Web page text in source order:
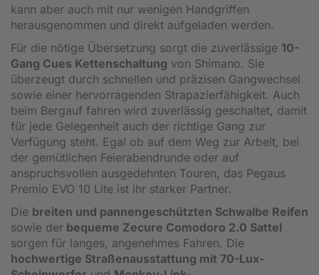
kann aber auch mit nur wenigen Handgriffen
herausgenommen und direkt aufgeladen werden.
Für die nötige Übersetzung sorgt die zuverlässige 10-
Gang Cues Kettenschaltung von Shimano. Sie
überzeugt durch schnellen und präzisen Gangwechsel
sowie einer hervorragenden Strapazierfähigkeit. Auch
beim Bergauf fahren wird zuverlässig geschaltet, damit
für jede Gelegenheit auch der richtige Gang zur
Verfügung steht. Egal ob auf dem Weg zur Arbeit, bei
der gemütlichen Feierabendrunde oder auf
anspruchsvollen ausgedehnten Touren, das Pegaus
Premio EVO 10 Lite ist ihr starker Partner.
Die breiten und pannengeschützten Schwalbe Reifen
sowie der bequeme Zecure Comodoro 2.0 Sattel
sorgen für langes, angenehmes Fahren. Die
hochwertige Straßenausstattung mit 70-Lux-